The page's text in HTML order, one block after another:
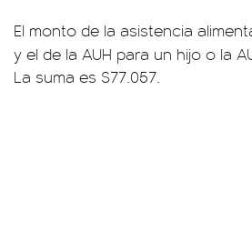
El monto de la asistencia
y el de la AUH para un hijo o la
La suma es $77.057.